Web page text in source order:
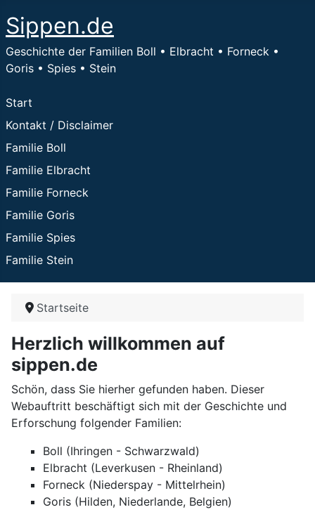
Sippen.de
Geschichte der Familien Boll • Elbracht • Forneck •
Goris • Spies • Stein
Start
Kontakt / Disclaimer
Familie Boll
Familie Elbracht
Familie Forneck
Familie Goris
Familie Spies
Familie Stein
Startseite
Herzlich willkommen auf
sippen.de
Schön, dass Sie hierher gefunden haben. Dieser
Webauftritt beschäftigt sich mit der Geschichte und
Erforschung folgender Familien:
Boll (Ihringen - Schwarzwald)
Elbracht (Leverkusen - Rheinland)
Forneck (Niederspay - Mittelrhein)
Goris (Hilden, Niederlande, Belgien)